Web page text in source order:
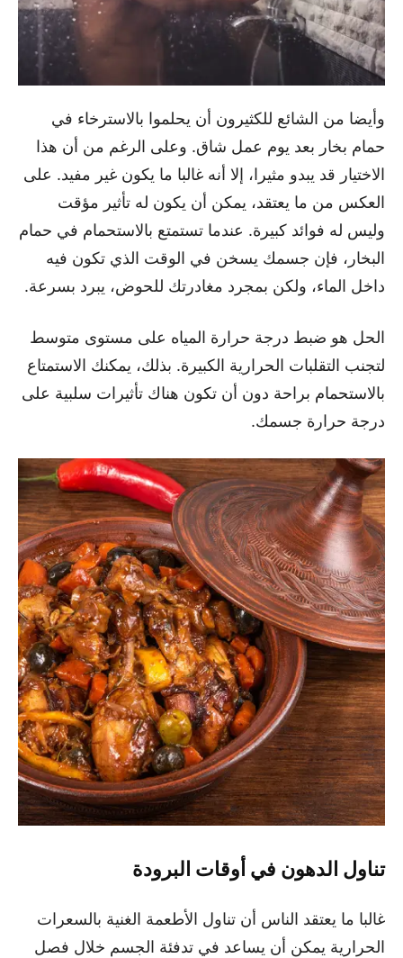
وأيضا من الشائع للكثيرون أن يحلموا بالاسترخاء في
حمام بخار بعد يوم عمل شاق. وعلى الرغم من أن هذا
الاختيار قد يبدو مثيرا، إلا أنه غالبا ما يكون غير مفيد. على
العكس من ما يعتقد، يمكن أن يكون له تأثير مؤقت
وليس له فوائد كبيرة. عندما تستمتع بالاستحمام في حمام
البخار، فإن جسمك يسخن في الوقت الذي تكون فيه
داخل الماء، ولكن بمجرد مغادرتك للحوض، يبرد بسرعة.
الحل هو ضبط درجة حرارة المياه على مستوى متوسط
لتجنب التقلبات الحرارية الكبيرة. بذلك، يمكنك الاستمتاع
بالاستحمام براحة دون أن تكون هناك تأثيرات سلبية على
درجة حرارة جسمك.
تناول الدهون في أوقات البرودة
غالبا ما يعتقد الناس أن تناول الأطعمة الغنية بالسعرات
الحرارية يمكن أن يساعد في تدفئة الجسم خلال فصل